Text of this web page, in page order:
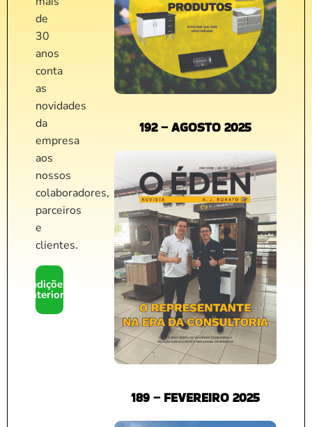
de
30
anos
conta
as
novidades
da
empresa
aos
nossos
colaboradores,
parceiros
e
clientes.
edições
anteriores
192 – AGOSTO 2025
189 – FEVEREIRO 2025